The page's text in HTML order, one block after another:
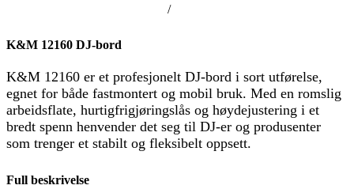
/
K&M 12160 DJ-bord
K&M 12160 er et profesjonelt DJ-bord i sort utførelse,
egnet for både fastmontert og mobil bruk. Med en romslig
arbeidsflate, hurtigfrigjøringslås og høydejustering i et
bredt spenn henvender det seg til DJ-er og produsenter
som trenger et stabilt og fleksibelt oppsett.
Full beskrivelse